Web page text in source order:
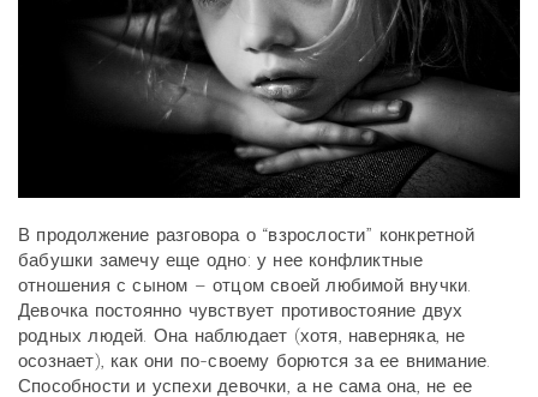
В продолжение разговора о “взрослости” конкретной
бабушки замечу еще одно: у нее конфликтные
отношения с сыном – отцом своей любимой внучки.
Девочка постоянно чувствует противостояние двух
родных людей. Она наблюдает (хотя, наверняка, не
осознает), как они по-своему борются за ее внимание.
Способности и успехи девочки, а не сама она, не ее